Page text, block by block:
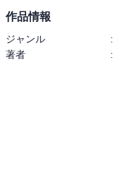
作品情報
ジャンル :
著者
: